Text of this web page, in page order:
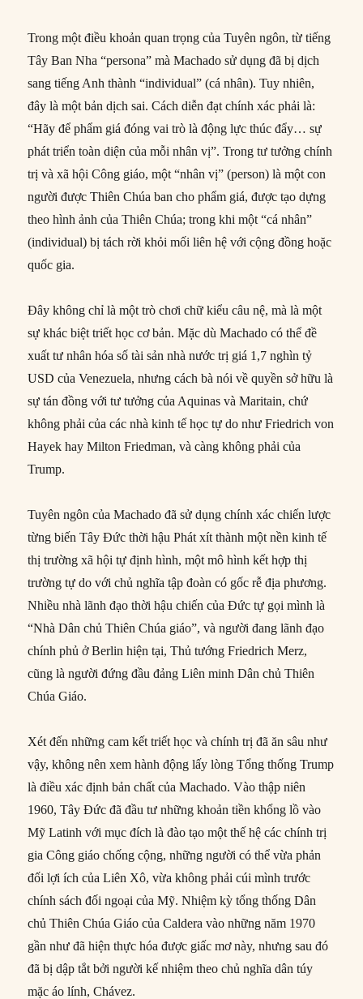
Trong một điều khoản quan trọng của Tuyên ngôn, từ tiếng
Tây Ban Nha “persona” mà Machado sử dụng đã bị dịch
sang tiếng Anh thành “individual” (cá nhân). Tuy nhiên,
đây là một bản dịch sai. Cách diễn đạt chính xác phải là:
“Hãy để phẩm giá đóng vai trò là động lực thúc đẩy… sự
phát triển toàn diện của mỗi nhân vị”. Trong tư tưởng chính
trị và xã hội Công giáo, một “nhân vị” (person) là một con
người được Thiên Chúa ban cho phẩm giá, được tạo dựng
theo hình ảnh của Thiên Chúa; trong khi một “cá nhân”
(individual) bị tách rời khỏi mối liên hệ với cộng đồng hoặc
quốc gia.
Đây không chỉ là một trò chơi chữ kiểu câu nệ, mà là một
sự khác biệt triết học cơ bản. Mặc dù Machado có thể đề
xuất tư nhân hóa số tài sản nhà nước trị giá 1,7 nghìn tỷ
USD của Venezuela, nhưng cách bà nói về quyền sở hữu là
sự tán đồng với tư tưởng của Aquinas và Maritain, chứ
không phải của các nhà kinh tế học tự do như Friedrich von
Hayek hay Milton Friedman, và càng không phải của
Trump.
Tuyên ngôn của Machado đã sử dụng chính xác chiến lược
từng biến Tây Đức thời hậu Phát xít thành một nền kinh tế
thị trường xã hội tự định hình, một mô hình kết hợp thị
trường tự do với chủ nghĩa tập đoàn có gốc rễ địa phương.
Nhiều nhà lãnh đạo thời hậu chiến của Đức tự gọi mình là
“Nhà Dân chủ Thiên Chúa giáo”, và người đang lãnh đạo
chính phủ ở Berlin hiện tại, Thủ tướng Friedrich Merz,
cũng là người đứng đầu đảng Liên minh Dân chủ Thiên
Chúa Giáo.
Xét đến những cam kết triết học và chính trị đã ăn sâu như
vậy, không nên xem hành động lấy lòng Tổng thống Trump
là điều xác định bản chất của Machado. Vào thập niên
1960, Tây Đức đã đầu tư những khoản tiền khổng lồ vào
Mỹ Latinh với mục đích là đào tạo một thế hệ các chính trị
gia Công giáo chống cộng, những người có thể vừa phản
đối lợi ích của Liên Xô, vừa không phải cúi mình trước
chính sách đối ngoại của Mỹ. Nhiệm kỳ tổng thống Dân
chủ Thiên Chúa Giáo của Caldera vào những năm 1970
gần như đã hiện thực hóa được giấc mơ này, nhưng sau đó
đã bị dập tắt bởi người kế nhiệm theo chủ nghĩa dân túy
mặc áo lính, Chávez.